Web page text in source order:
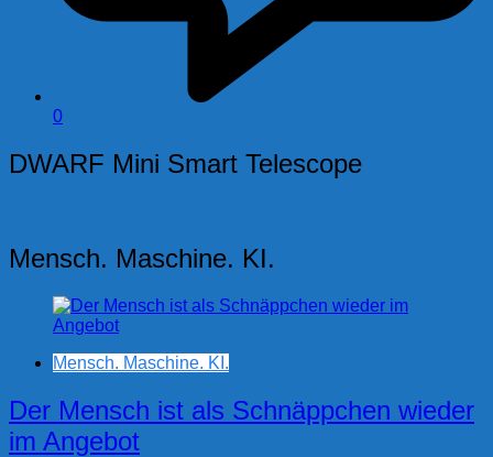
0
DWARF Mini Smart Telescope
Mensch. Maschine. KI.
Mensch. Maschine. KI.
Der Mensch ist als Schnäppchen wieder
im Angebot